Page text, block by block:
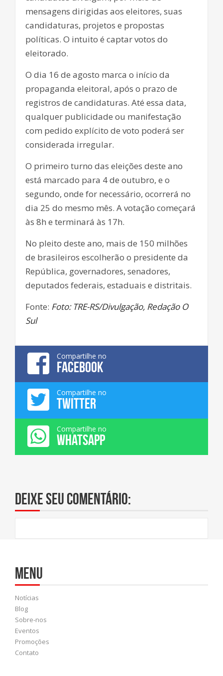
mensagens dirigidas aos eleitores, suas
candidaturas, projetos e propostas
políticas. O intuito é captar votos do
eleitorado.
O dia 16 de agosto marca o início da
propaganda eleitoral, após o prazo de
registros de candidaturas. Até essa data,
qualquer publicidade ou manifestação
com pedido explícito de voto poderá ser
considerada irregular.
O primeiro turno das eleições deste ano
está marcado para 4 de outubro, e o
segundo, onde for necessário, ocorrerá no
dia 25 do mesmo mês. A votação começará
às 8h e terminará às 17h.
No pleito deste ano, mais de 150 milhões
de brasileiros escolherão o presidente da
República, governadores, senadores,
deputados federais, estaduais e distritais.
Fonte: Foto: TRE-RS/Divulgação, Redação O
Sul
Compartilhe no
FACEBOOK
Compartilhe no
TWITTER
Compartilhe no
WHATSAPP
Deixe seu comentário:
Menu
Notícias
Blog
Sobre-nos
Eventos
Promoções
Contato